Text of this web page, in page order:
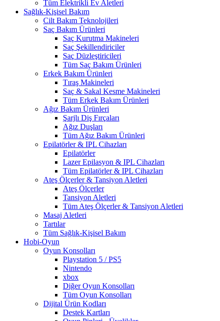
Tüm Elektrikli Ev Aletleri
Sağlık-Kişisel Bakım
Cilt Bakım Teknolojileri
Saç Bakım Ürünleri
Saç Kurutma Makineleri
Saç Şekillendiriciler
Saç Düzleştiricileri
Tüm Saç Bakım Ürünleri
Erkek Bakım Ürünleri
Tıraş Makineleri
Saç & Sakal Kesme Makineleri
Tüm Erkek Bakım Ürünleri
Ağız Bakım Ürünleri
Şarjlı Diş Fırçaları
Ağız Duşları
Tüm Ağız Bakım Ürünleri
Epilatörler & IPL Cihazları
Epilatörler
Lazer Epilasyon & IPL Cihazları
Tüm Epilatörler & IPL Cihazları
Ateş Ölçerler & Tansiyon Aletleri
Ateş Ölçerler
Tansiyon Aletleri
Tüm Ateş Ölçerler & Tansiyon Aletleri
Masaj Aletleri
Tartılar
Tüm Sağlık-Kişisel Bakım
Hobi-Oyun
Oyun Konsolları
Playstation 5 / PS5
Nintendo
xbox
Diğer Oyun Konsolları
Tüm Oyun Konsolları
Dijital Ürün Kodları
Destek Kartları